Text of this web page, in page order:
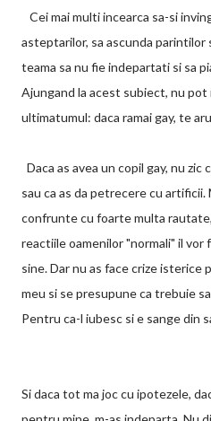
Cei mai multi incearca sa-si
asteptarilor, sa ascunda
teama sa nu fie indepartati si sa
Ajungand la acest subiect, nu
ultimatumul: daca ramai gay, te
Daca as avea un copil gay, nu
sau ca as da petrecere cu artificii.
confrunte cu foarte multa
reactiile oamenilor "normali" il vor
sine. Dar nu as face crize isterice
meu si se presupune ca trebuie
Pentru ca-l iubesc si e sange din
Si daca tot ma joc cu ipotezele,